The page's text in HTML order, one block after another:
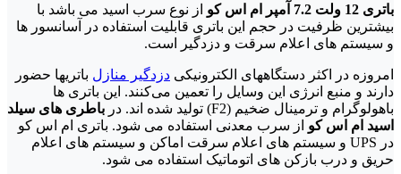
باتری 12 ولت 7.2 آمپر ام اس کو
از نوع سرب اسید می باشد با
بیشترین ظرفیت در حجم این باتری قابلیت استفاده در آسانسور ها
و سیستم های اعلام سرقت و دزدگیر است.
امروزه در اکثر دستگاههای الکترونیکی دزدگیر منازل باتریها حضور
دارند و منبع انرژی این وسایل را تعمین می‌کنند. این باتری ها
باهولوگرام و ترمینال ضخیم (F2) تولید شده اند. در
باطری های سیلد
اسید ام اس کو از سرب معدنی استفاده می شود. باتری ام اس کو
در UPS و سیستم های اعلام سرقت اماکن و سیستم های اعلام
حریق و درب بازکن های اتوماتیک استفاده می شود.